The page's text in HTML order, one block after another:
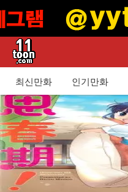
최신만화 인기만화